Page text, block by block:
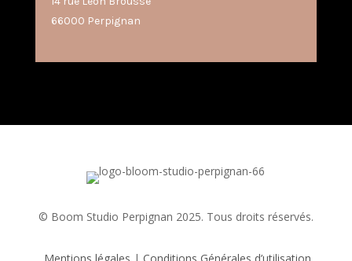
66000 Perpignan
© Boom Studio Perpignan 2025. Tous droits réservés.